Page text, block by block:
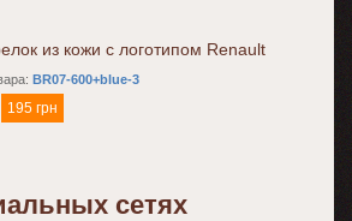
из кожи с логотипом Renault
BR07-600+blue-3
195 грн
сетях